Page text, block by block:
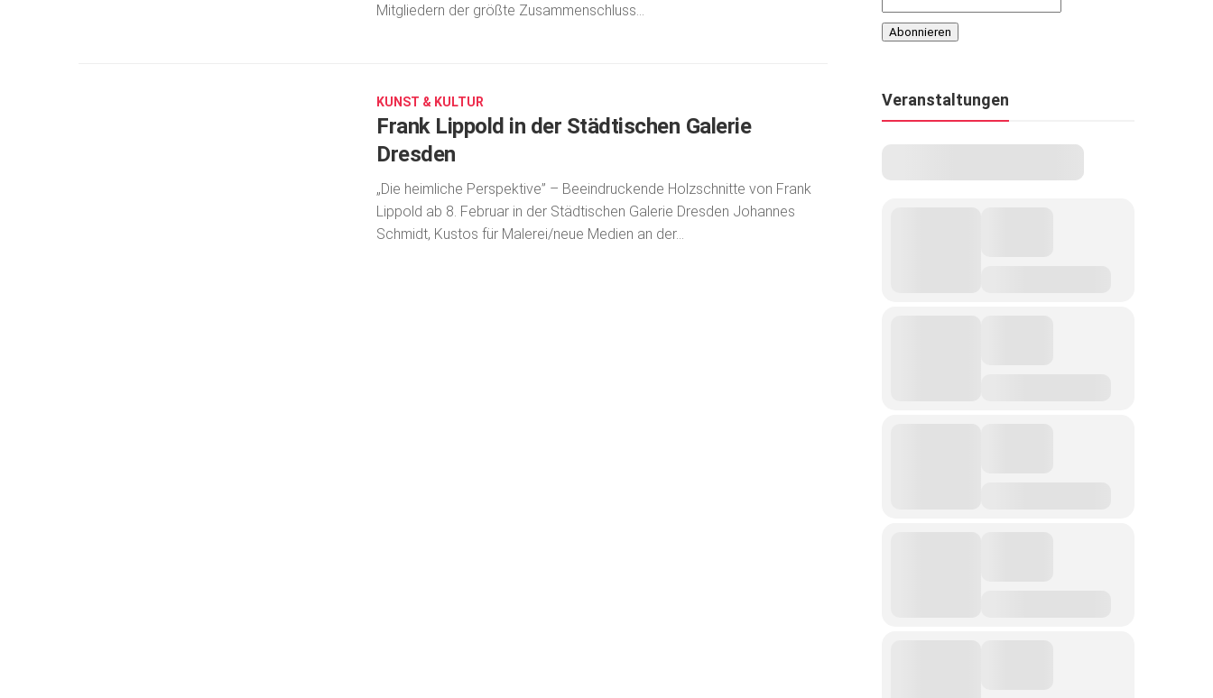
Mitgliedern der größte Zusammenschluss...
KUNST & KULTUR
Frank Lippold in der Städtischen Galerie
Dresden
„Die heimliche Perspektive” – Beeindruckende Holzschnitte von Frank
Lippold ab 8. Februar in der Städtischen Galerie Dresden Johannes
Schmidt, Kustos für Malerei/neue Medien an der...
Veranstaltungen